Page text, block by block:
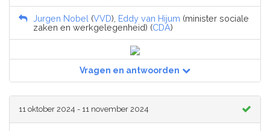
Jurgen Nobel (VVD), Eddy van Hijum (minister sociale
zaken en werkgelegenheid) (CDA)
Vragen en antwoorden
11 oktober 2024 - 11 november 2024